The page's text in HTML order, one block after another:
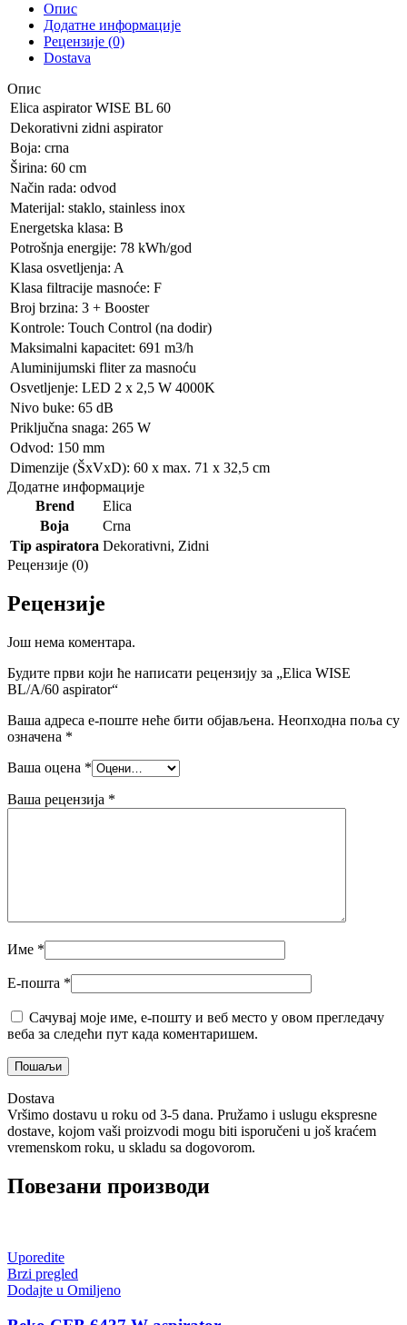
Опис
Додатне информације
Рецензије (0)
Dostava
Опис
Elica aspirator WISE BL 60
Dekorativni zidni aspirator
Boja: crna
Širina: 60 cm
Način rada: odvod
Materijal: staklo, stainless inox
Energetska klasa: B
Potrošnja energije: 78 kWh/god
Klasa osvetljenja: A
Klasa filtracije masnoće: F
Broj brzina: 3 + Booster
Kontrole: Touch Control (na dodir)
Maksimalni kapacitet: 691 m3/h
Aluminijumski fliter za masnoću
Osvetljenje: LED 2 x 2,5 W 4000K
Nivo buke: 65 dB
Priključna snaga: 265 W
Odvod: 150 mm
Dimenzije (ŠxVxD): 60 x max. 71 x 32,5 cm
Додатне информације
Brend
Elica
Boja
Crna
Tip aspiratora Dekorativni, Zidni
Рецензије (0)
Рецензије
Још нема коментара.
Будите први који ће написати рецензију за „Elica WISE
BL/A/60 aspirator“
Ваша адреса е-поште неће бити објављена. Неопходна поља су
означена *
Ваша оцена *
Ваша рецензија *
Име *
Е-пошта *
Сачувај моје име, е-пошту и веб место у овом прегледачу
веба за следећи пут када коментаришем.
Dostava
Vršimo dostavu u roku od 3-5 dana. Pružamo i uslugu ekspresne
dostave, kojom vaši proizvodi mogu biti isporučeni u još kraćem
vremenskom roku, u skladu sa dogovorom.
Повезани производи
Uporedite
Brzi pregled
Dodajte u Omiljeno